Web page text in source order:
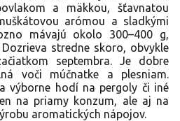
a mäkkou, šťavnatou
arómou a sladkými
mávajú okolo 300–400 g,
stredne skoro, obvykle
septembra. Je dobre
voči múčnatke a plesniam.
výborne hodí na pergoly či iné
na priamy konzum, ale aj na
aromatických nápojov.